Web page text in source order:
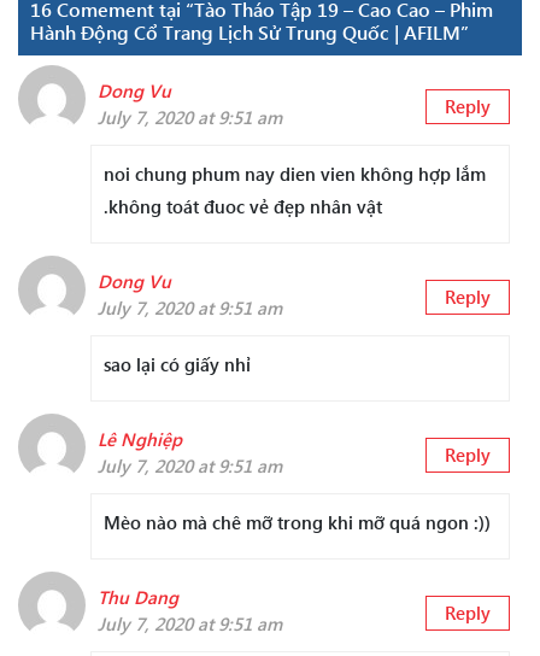
16 Comement tại “Tào Tháo Tập 19 – Cao Cao – Phim
Hành Động Cổ Trang Lịch Sử Trung Quốc | AFILM”
Dong Vu
July 7, 2020 at 9:51 am
Reply
noi chung phum nay dien vien không hợp lắm
.không toát đuoc vẻ đẹp nhân vật
Dong Vu
July 7, 2020 at 9:51 am
Reply
sao lại có giấy nhỉ
Lê Nghiệp
July 7, 2020 at 9:51 am
Reply
Mèo nào mà chê mỡ trong khi mỡ quá ngon :))
Thu Dang
July 7, 2020 at 9:51 am
Reply